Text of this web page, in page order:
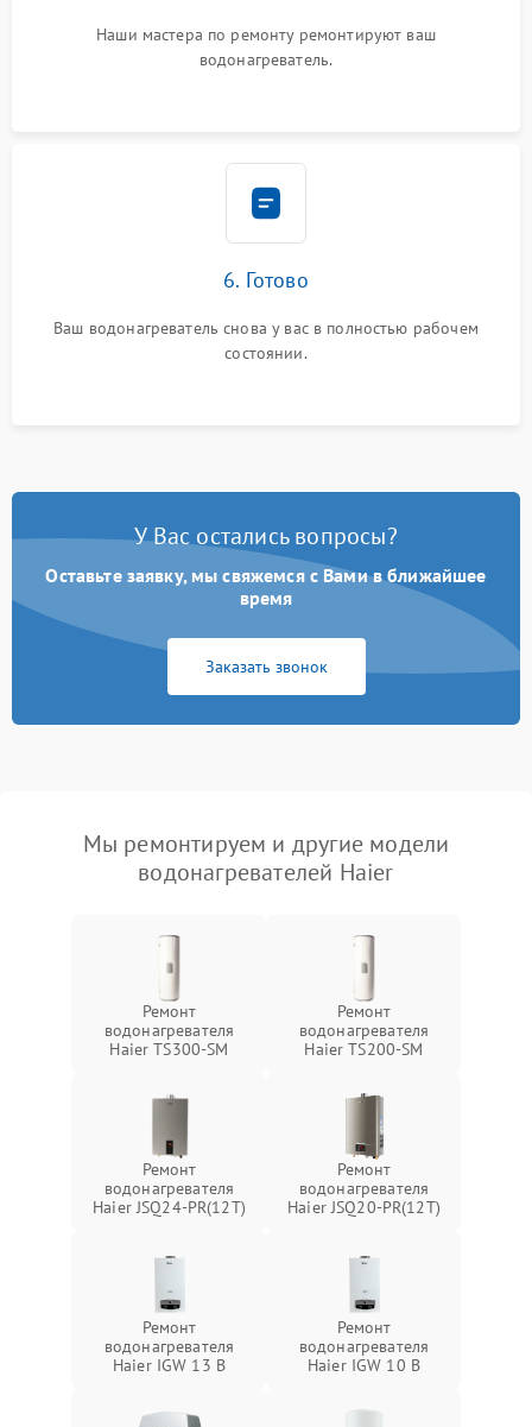
Наши мастера по ремонту ремонтируют ваш
водонагреватель.
6. Готово
Ваш водонагреватель снова у вас в полностью рабочем
состоянии.
У Вас остались вопросы?
Оставьте заявку, мы свяжемся с Вами в ближайшее
время
Заказать звонок
Мы ремонтируем и другие модели
водонагревателей Haier
Ремонт
водонагревателя
Haier TS300-SM
Ремонт
водонагревателя
Haier TS200-SM
Ремонт
водонагревателя
Haier JSQ24-PR(12T)
Ремонт
водонагревателя
Haier JSQ20-PR(12T)
Ремонт
водонагревателя
Haier IGW 13 B
Ремонт
водонагревателя
Haier IGW 10 B